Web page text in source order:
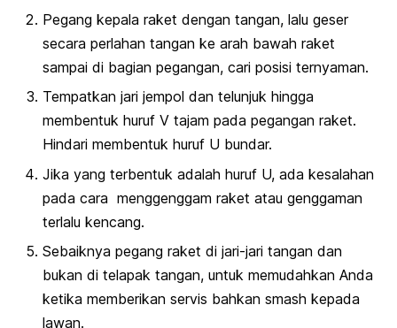
Pegang kepala raket dengan tangan, lalu geser
secara perlahan tangan ke arah bawah raket
sampai di bagian pegangan, cari posisi ternyaman.
Tempatkan jari jempol dan telunjuk hingga
membentuk huruf V tajam pada pegangan raket.
Hindari membentuk huruf U bundar.
Jika yang terbentuk adalah huruf U, ada kesalahan
pada cara menggenggam raket atau genggaman
terlalu kencang.
Sebaiknya pegang raket di jari-jari tangan dan
bukan di telapak tangan, untuk memudahkan Anda
ketika memberikan servis bahkan smash kepada
lawan.